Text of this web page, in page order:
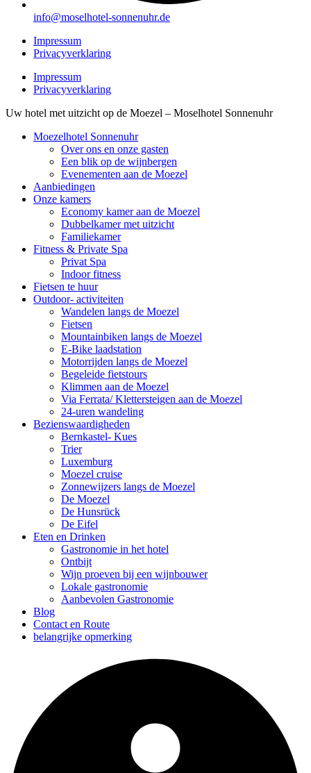
info@moselhotel-sonnenuhr.de
Impressum
Privacyverklaring
Impressum
Privacyverklaring
Uw hotel met uitzicht op de Moezel – Moselhotel Sonnenuhr
Moezelhotel Sonnenuhr
Over ons en onze gasten
Een blik op de wijnbergen
Evenementen aan de Moezel
Aanbiedingen
Onze kamers
Economy kamer aan de Moezel
Dubbelkamer met uitzicht
Familiekamer
Fitness & Private Spa
Privat Spa
Indoor fitness
Fietsen te huur
Outdoor- activiteiten
Wandelen langs de Moezel
Fietsen
Mountainbiken langs de Moezel
E-Bike laadstation
Motorrijden langs de Moezel
Begeleide fietstours
Klimmen aan de Moezel
Via Ferrata/ Klettersteigen aan de Moezel
24-uren wandeling
Bezienswaardigheden
Bernkastel- Kues
Trier
Luxemburg
Moezel cruise
Zonnewijzers langs de Moezel
De Moezel
De Hunsrück
De Eifel
Eten en Drinken
Gastronomie in het hotel
Ontbijt
Wijn proeven bij een wijnbouwer
Lokale gastronomie
Aanbevolen Gastronomie
Blog
Contact en Route
belangrijke opmerking